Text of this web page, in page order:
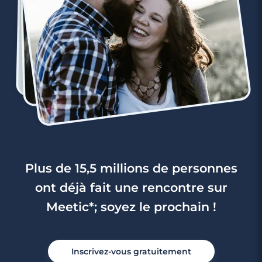
Plus de 15,5 millions de personnes
ont déjà fait une rencontre sur
Meetic*; soyez le prochain !
Inscrivez-vous gratuitement